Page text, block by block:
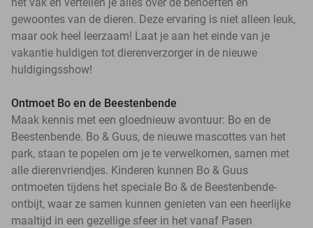
gewoontes van de dieren. Deze ervaring is niet alleen leuk,
maar ook heel leerzaam! Laat je aan het einde van je
vakantie huldigen tot dierenverzorger in de nieuwe
huldigingsshow!
Ontmoet Bo en de Beestenbende
Maak kennis met een gloednieuw avontuur: Bo en de
Beestenbende. Bo & Guus, de nieuwe mascottes van het
park, staan te popelen om je te verwelkomen, samen met
alle dierenvriendjes. Kinderen kunnen Bo & Guus
ontmoeten tijdens het speciale Bo & de Beestenbende-
ontbijt, waar ze samen kunnen genieten van een heerlijke
maaltijd in een gezellige sfeer in het vanaf Pasen